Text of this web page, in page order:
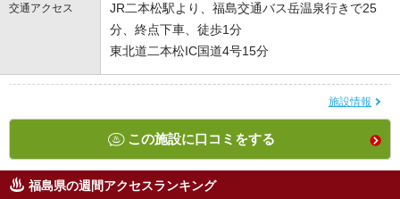
交通アクセス
JR二本松駅より、福島交通バス岳温泉行きで25
分、終点下車、徒歩1分
東北道二本松IC国道4号15分
施設情報
この施設に口コミをする
福島県の週間アクセスランキング